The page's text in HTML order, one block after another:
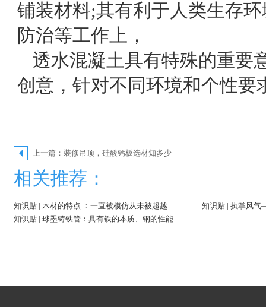
铺装材料;其有利于人类生存
防治等工作上，
透水混凝土具有特殊的重要
创意，针对不同环境和个性要
上一篇：装修吊顶，硅酸钙板选材知多少
相关推荐：
知识贴 | 木材的特点 ：一直被模仿从未被超越
知识贴 | 执掌风气
知识贴 | 球墨铸铁管：具有铁的本质、钢的性能